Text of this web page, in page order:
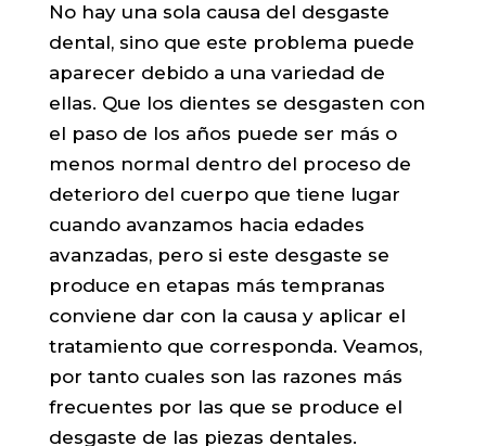
No hay una sola causa del desgaste
dental, sino que este problema puede
aparecer debido a una variedad de
ellas. Que los dientes se desgasten con
el paso de los años puede ser más o
menos normal dentro del proceso de
deterioro del cuerpo que tiene lugar
cuando avanzamos hacia edades
avanzadas, pero si este desgaste se
produce en etapas más tempranas
conviene dar con la causa y aplicar el
tratamiento que corresponda. Veamos,
por tanto cuales son las razones más
frecuentes por las que se produce el
desgaste de las piezas dentales.